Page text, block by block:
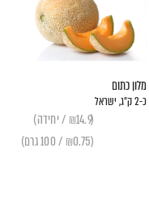
מלון כתום
כ-2 ק״ג, ישראל
(₪14.9 / יחידה)
(₪0.75 / 100 גרם)